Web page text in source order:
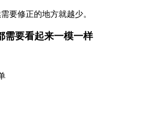
要修正的地方就越少。
需要看起来一模一样